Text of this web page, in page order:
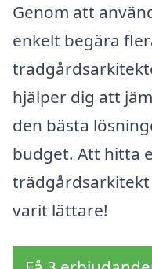
Genom att
enkelt begära
hjälper dig att
den bästa
budget. Att hitta
varit lättare!